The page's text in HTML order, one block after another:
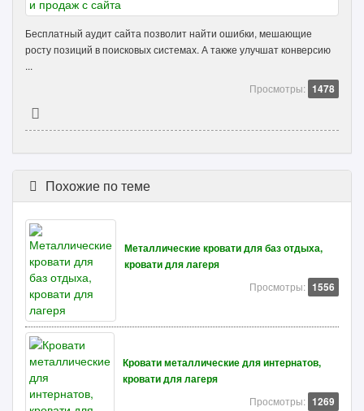
Бесплатный аудит сайта позволит найти ошибки, мешающие
росту позиций в поисковых системах. А также улучшат конверсию
...
Просмотры: 1478
Похожие по теме
Металлические кровати для баз отдыха,
кровати для лагеря
Просмотры: 1556
Кровати металлические для интернатов,
кровати для лагеря
Просмотры: 1269